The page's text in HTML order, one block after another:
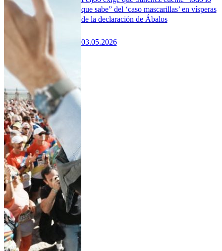
que sabe” del ‘caso mascarillas’ en vísperas
de la declaración de Ábalos
03.05.2026